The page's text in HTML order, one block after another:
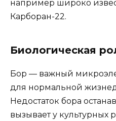
например широко
Карборан-22.
Биологическая
Бор — важный
для нормальной
Недостаток бора
вызывает у культурных